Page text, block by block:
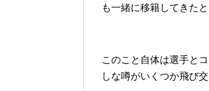
も一緒に移籍してきた
このこと自体は選手と
しな噂がいくつか飛び